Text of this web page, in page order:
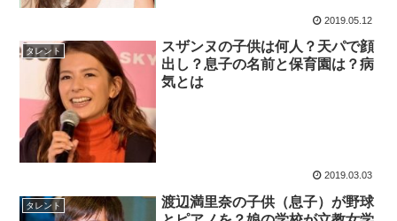
2019.05.12
タレント
スザンヌの子供は何人？天パで顔
出し？息子の名前と保育園は？病
気とは
2019.03.03
タレント
渡辺満里奈の子供（息子）が野球